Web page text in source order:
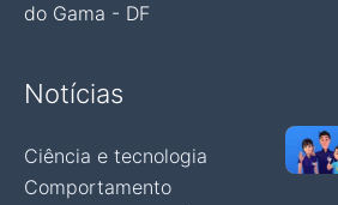
do Gama - DF
Notícias
Ciência e tecnologia
Comportamento